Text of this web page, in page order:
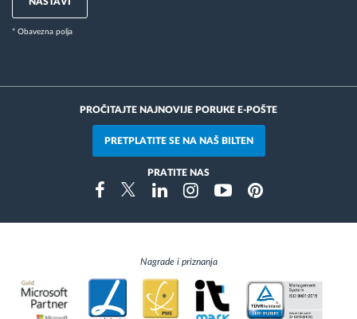
* Obavezna polja
PROČITAJTE NAJNOVIJE PORUKE E-POŠTE
PRETPLATITE SE NA NAŠ BILTEN
PRATITE NAS
FacebookTwitterLinkedinInstragramYoutubePinterest
Nagrade i priznanja